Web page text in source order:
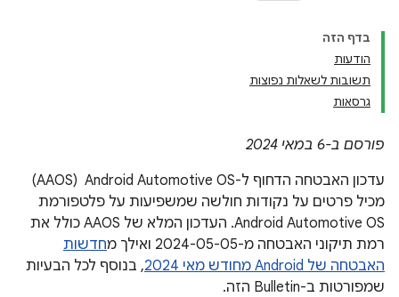
בדף הזה
הודעות
תשובות לשאלות נפוצות
גרסאות
פורסם ב-6 במאי 2024
עדכון האבטחה הדחוף ל-Android Automotive OS ‏ (AAOS)
מכיל פרטים על נקודות חולשה שמשפיעות על פלטפורמת
Android Automotive OS. העדכון המלא של AAOS כולל את
רמת תיקוני האבטחה מ-2024-05-05 ואילך מ
חדשות
האבטחה של Android מחודש מאי 2024
, בנוסף לכל הבעיות
שמפורטות ב-Bulletin הזה.